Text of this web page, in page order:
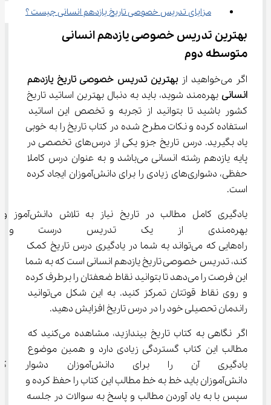
مزایای تدریس خصوصی تاریخ یازدهم انسانی چیست ؟
بهترین تدریس خصوصی یازدهم انسانی
متوسطه دوم
اگر می‌خواهید از
بهترین تدریس خصوصی تاریخ یازدهم
انسانی
بهره‌مند شوید، باید به دنبال بهترین اساتید تاریخ
کشور باشید تا بتوانید از تجربه و تخصص این اساتید
استفاده کرده و نکات مطرح شده در کتاب تاریخ را به خوبی
یاد بگیرید. درس تاریخ جزو یکی از درس‌های تخصصی در
پایه یازدهم رشته انسانی می‌باشد و به عنوان درس کاملا
حفظی، دشواری‌های زیادی را برای دانش‌آموزان ایجاد کرده
است.
یادگیری کامل مطالب در تاریخ نیاز به تلاش دانش‌آموز و
بهره‌مندی از یک تدریس درست
راه‌هایی که می‌تواند به شما در یادگیری درس تاریخ کمک
کند، تدریس خصوصی تاریخ یازدهم انسانی است که به شما
این فرصت را می‌دهد تا بتوانید نقاط ضعفتان را برطرف کرده
و روی نقاط قوتتان تمرکز کنید. به این شکل می‌توانید
راندمان تحصیلی خود را در درس تاریخ افزایش دهید.
اگر نگاهی به کتاب تاریخ بیندازید، مشاهده می‌کنید که
مطالب این کتاب گستردگی زیادی دارد و همین موضوع
یادگیری آن را برای
دانش‌آموزان باید خط به خط مطالب این کتاب را حفظ کرده و
سپس با به یاد آوردن مطالب و پاسخ به سوالات در جلسه